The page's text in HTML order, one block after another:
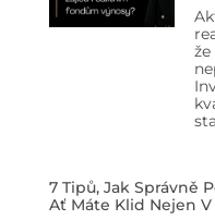
7 Tipů, Jak Správně
Ať Máte Klid Nejen V